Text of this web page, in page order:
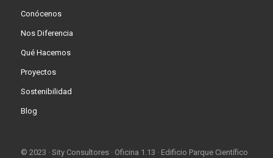
Conócenos
Nos Diferencia
Qué Hacemos
Proyectos
Sostenibilidad
Blog
© 2023 · Sity Consultores · Oficina 1.13 · Edificio Parque Científico